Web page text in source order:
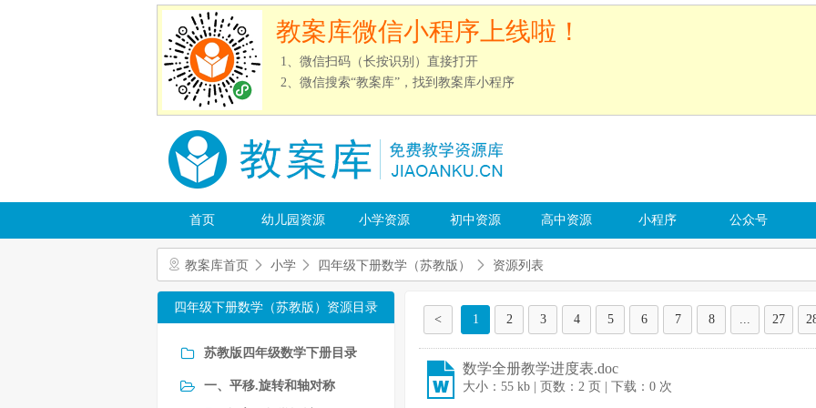
教案库微信小程序上线啦！
1、微信扫码（长按识别）直接打开
2、微信搜索“教案库”，找到教案库小程序
首页 幼儿园资源 小学资源 初中资源 高中资源 小程序 公众号
教案库首页 小学 四年级下册数学（苏教版） 资源列表
四年级下册数学（苏教版）资源目录
苏教版四年级数学下册目录
一、平移.旋转和轴对称
< 1 2 3 4 5 6 7 8 ... 27
数学全册教学进度表.doc
大小：55 kb | 页数：2 页 | 下载：0 次